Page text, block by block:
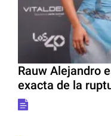
Rauw Alejandro
exacta de la